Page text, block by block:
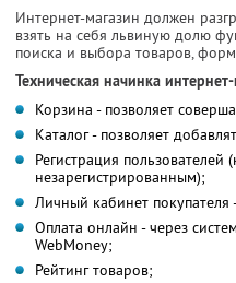
Интернет-магазин должен
взять на себя львиную долю
поиска и выбора товаров,
Техническая начинка
Корзина - позволяет
Каталог - позволяет
Регистрация
незарегистрированным);
Личный кабинет покупателя
Оплата онлайн - через
WebMoney;
Рейтинг товаров;